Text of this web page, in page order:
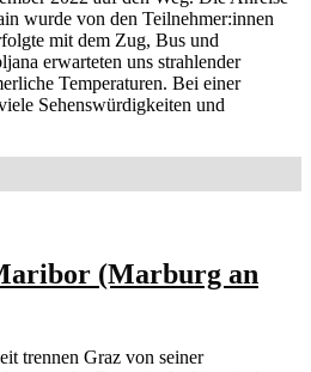
wurde von den Teilnehmer:innen
mit dem Zug, Bus und
erwarteten uns strahlender
Temperaturen. Bei einer
Sehenswürdigkeiten und
(Marburg an
trennen Graz von seiner